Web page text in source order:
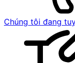
Chúng tôi đang